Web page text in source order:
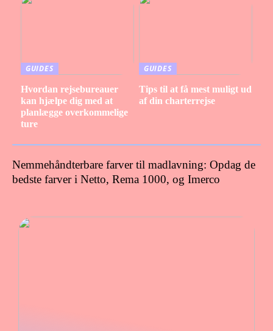
GUIDES
Hvordan rejsebureauer
kan hjælpe dig med at
planlægge overkommelige
ture
GUIDES
Tips til at få mest muligt ud
af din charterrejse
Nemmehåndterbare farver til madlavning: Opdag de
bedste farver i Netto, Rema 1000, og Imerco